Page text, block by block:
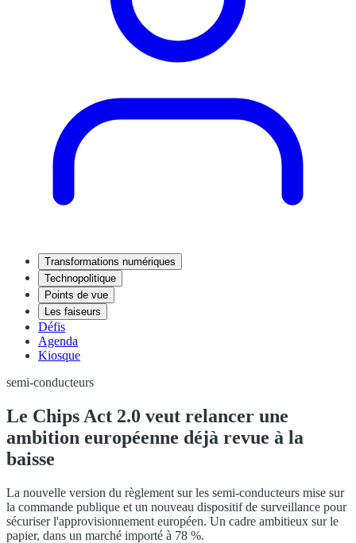
Transformations numériques
Technopolitique
Points de vue
Les faiseurs
Défis
Agenda
Kiosque
semi-conducteurs
Le Chips Act 2.0 veut relancer une
ambition européenne déjà revue à la
baisse
La nouvelle version du règlement sur les semi-conducteurs mise sur
la commande publique et un nouveau dispositif de surveillance pour
sécuriser l'approvisionnement européen. Un cadre ambitieux sur le
papier, dans un marché importé à 78 %.